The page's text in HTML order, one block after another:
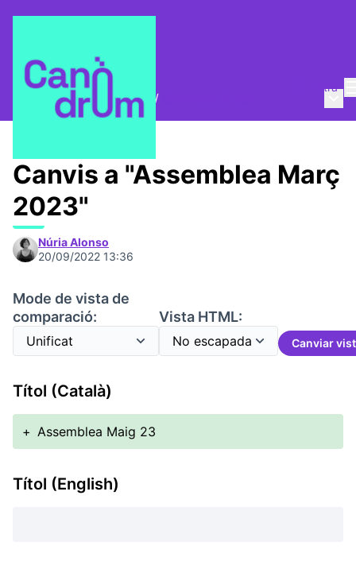
Entra
Trobades i assemblees /
Canvis a "Assemblea Març
2023"
Núria Alonso
20/09/2022 13:36
Mode de vista de
comparació:
Vista HTML:
Canviar
Títol (Català)
+ Assemblea Maig 23
Títol (English)